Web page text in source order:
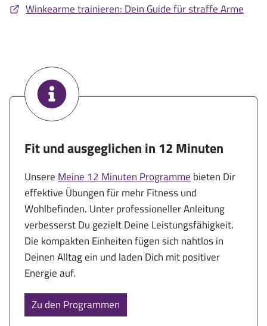
Winkearme trainieren: Dein Guide für straffe Arme
Fit und ausgeglichen in 12 Minuten
Unsere Meine 12 Minuten Programme bieten Dir
effektive Übungen für mehr Fitness und
Wohlbefinden. Unter professioneller Anleitung
verbesserst Du gezielt Deine Leistungsfähigkeit.
Die kompakten Einheiten fügen sich nahtlos in
Deinen Alltag ein und laden Dich mit positiver
Energie auf.
Zu den Programmen